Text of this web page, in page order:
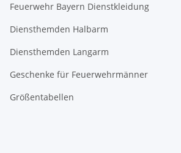
Feuerwehr Bayern Dienstkleidung
Diensthemden Halbarm
Diensthemden Langarm
Geschenke für Feuerwehrmänner
Größentabellen